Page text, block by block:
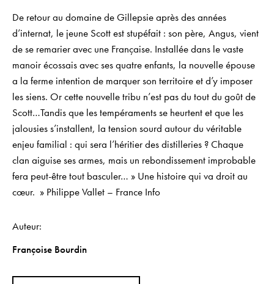
De retour au domaine de Gillepsie après des années
d’internat, le jeune Scott est stupéfait : son père, Angus, vient
de se remarier avec une Française. Installée dans le vaste
manoir écossais avec ses quatre enfants, la nouvelle épouse
a la ferme intention de marquer son territoire et d’y imposer
les siens. Or cette nouvelle tribu n’est pas du tout du goût de
Scott…Tandis que les tempéraments se heurtent et que les
jalousies s’installent, la tension sourd autour du véritable
enjeu familial : qui sera l’héritier des distilleries ? Chaque
clan aiguise ses armes, mais un rebondissement improbable
fera peut-être tout basculer… » Une histoire qui va droit au
cœur. » Philippe Vallet – France Info
Auteur
Françoise Bourdin